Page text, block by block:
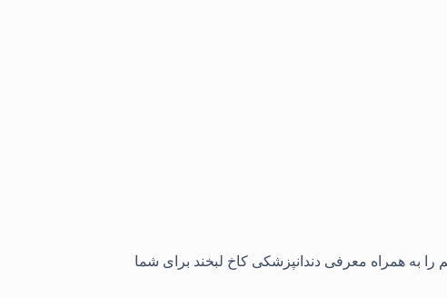
به همراه معرفی دندانپزشکی کاخ لبخند برای شما